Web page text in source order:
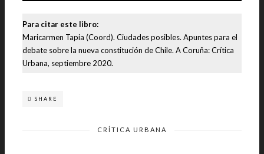
Para citar este libro:
Maricarmen Tapia (Coord). Ciudades posibles. Apuntes para el
debate sobre la nueva constitución de Chile. A Coruña: Crítica
Urbana, septiembre 2020.
SHARE
CRÍTICA URBANA